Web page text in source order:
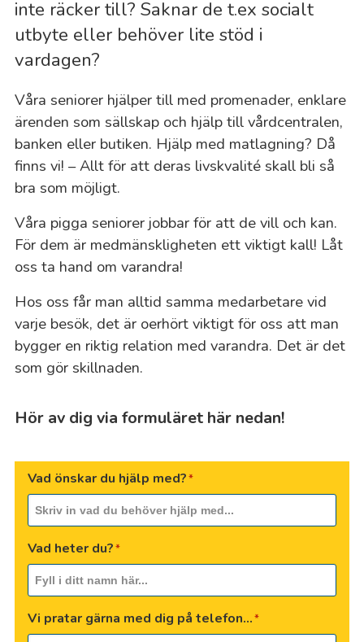
inte räcker till? Saknar de t.ex socialt
utbyte eller behöver lite stöd i
vardagen?
Våra seniorer hjälper till med promenader, enklare
ärenden som sällskap och hjälp till vårdcentralen,
banken eller butiken. Hjälp med matlagning? Då
finns vi! – Allt för att deras livskvalité skall bli så
bra som möjligt.
Våra pigga seniorer jobbar för att de vill och kan.
För dem är medmänskligheten ett viktigt kall! Låt
oss ta hand om varandra!
Hos oss får man alltid samma medarbetare vid
varje besök, det är oerhört viktigt för oss att man
bygger en riktig relation med varandra. Det är det
som gör skillnaden.
Hör av dig via formuläret här nedan!
Vad önskar du hjälp med?*
Vad heter du?*
Vi pratar gärna med dig på telefon...*